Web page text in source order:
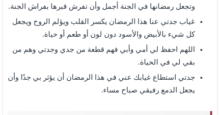
وتجعل رمضانها في الجنة أجمل وأن تفرش قبرها بفراش الجنة.
غياب جدتي عنا هذا الرمضان يكسر القلب ويؤلم الروح ويجعل
كل شيء بالأبيض والأسود دون لون أو طعم أو حياة.
اللهم احفظ لي أمي وأبي فهم قطعة من جدي وجدتي وهم من
بقي لي في الحياة.
جدتي استطاع غيابك عني في هذا الرمضان أن يؤثر بي جدًا وأن
يجعل الدمع رفيقي صباح مساء.